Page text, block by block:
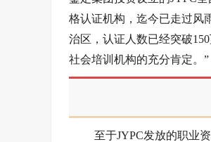
格认证机构，迄今已走过风
治区，认证人数已经突破
社会培训机构的充分肯定。”
至于JYPC发放的职业